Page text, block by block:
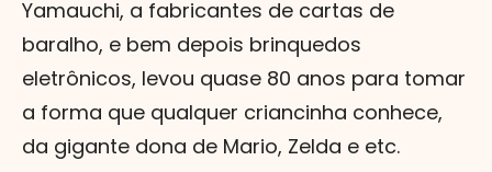
Yamauchi, a fabricantes de cartas de
baralho, e bem depois brinquedos
eletrônicos, levou quase 80 anos para tomar
a forma que qualquer criancinha conhece,
da gigante dona de Mario, Zelda e etc.